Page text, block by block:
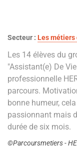
Secteur : Les métiers
Les 14 élèves du
"Assistant(e) De
professionnelle
parcours.
bonne humeur,
passionnant mais
durée de six mois.
©Parcoursmetiers -